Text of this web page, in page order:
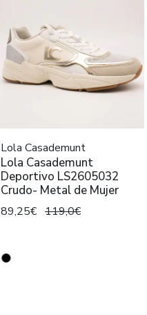
Lola Casademunt
Lola Casademunt
Deportivo LS2605032
Crudo- Metal de Mujer
89,25€ 119,0€